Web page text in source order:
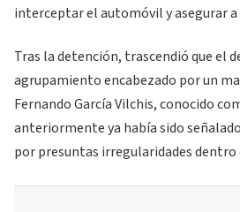
interceptar el automóvil y asegurar a
Tras la detención, trascendió que el
agrupamiento encabezado por un
Fernando García Vilchis, conocido
anteriormente ya había sido
por presuntas irregularidades dentro